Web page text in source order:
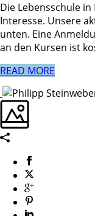
Die Lebensschule
Interesse. Unsere
unten. Eine
an den Kursen ist
READ MORE